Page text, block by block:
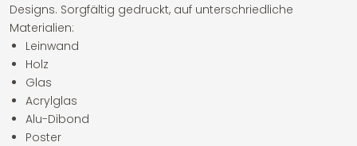
Designs. Sorgfältig gedruckt, auf unterschriedliche
Materialien:
Leinwand
Holz
Glas
Acrylglas
Alu-Dibond
Poster